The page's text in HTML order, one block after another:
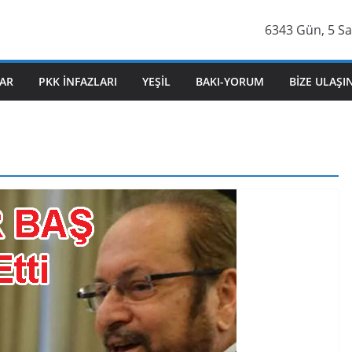
6343 Gün, 5
PKK İNFAZLARI YEŞIL BAKI-YORUM BIZE